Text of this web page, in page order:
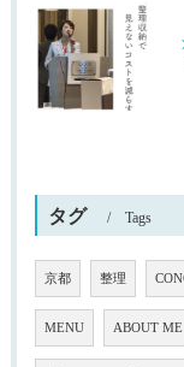
タグ Tags
京都 整理
MENU ABOUT ME